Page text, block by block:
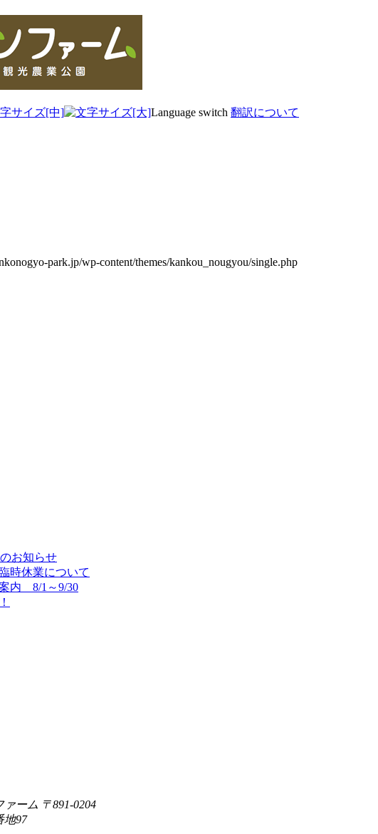
Language switch 翻訳について
park.jp/wp-content/themes/kankou_nougyou/single.php
お知らせ
時休業について
内 8/1～9/30
〒891-0204
地97